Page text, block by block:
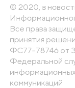
© 2020, в
Все права
принятия
ФС77-78746 от
Федеральной
коммуникаций